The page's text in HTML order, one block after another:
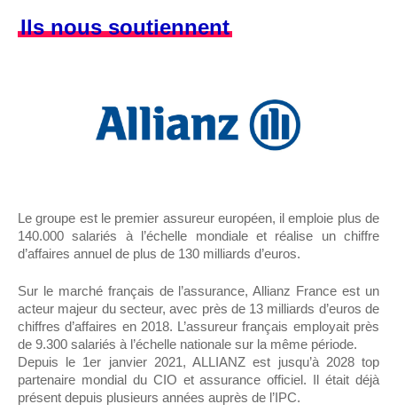
Ils nous soutiennent
Le groupe est le premier assureur européen, il emploie plus de
140.000 salariés à l’échelle mondiale et réalise un chiffre
d’affaires annuel de plus de 130 milliards d’euros.
Sur le marché français de l’assurance, Allianz France est un
acteur majeur du secteur, avec près de 13 milliards d’euros de
chiffres d’affaires en 2018. L’assureur français employait près
de 9.300 salariés à l’échelle nationale sur la même période.
Depuis le 1er janvier 2021, ALLIANZ est jusqu’à 2028 top
partenaire mondial du CIO et assurance officiel. Il était déjà
présent depuis plusieurs années auprès de l’IPC.